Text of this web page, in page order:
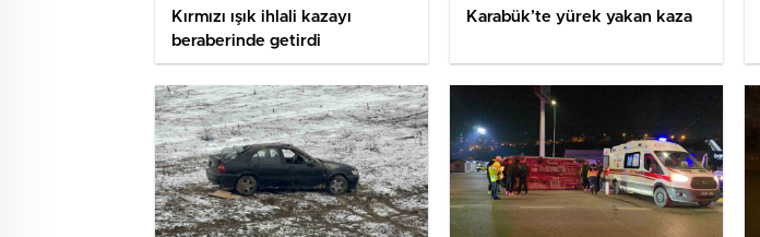
Kırmızı ışık ihlali kazayı
beraberinde getirdi
Karabük’te yürek yakan kaza